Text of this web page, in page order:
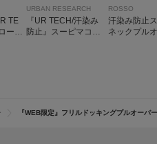
TE
ール
URBAN RESEARCH
『UR TECH/汗染み
防止』スーピマコッ
ROSSO
汗染み防止
ネックプル
『WEB限定』フリルドッキングプルオーバ